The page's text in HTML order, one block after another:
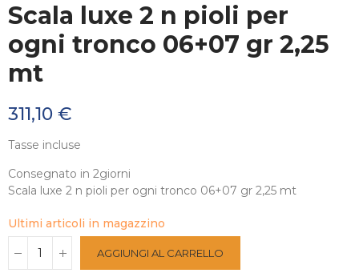
Scala luxe 2 n pioli per
ogni tronco 06+07 gr 2,25
mt
311,10 €
Tasse incluse
Consegnato in 2giorni
Scala luxe 2 n pioli per ogni tronco 06+07 gr 2,25 mt
Ultimi articoli in magazzino
AGGIUNGI AL CARRELLO